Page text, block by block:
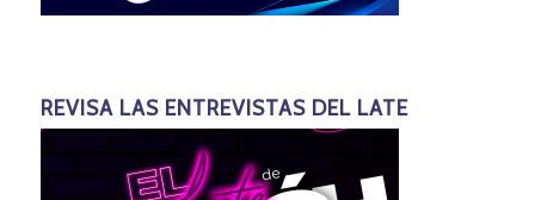
REVISA LAS ENTREVISTAS DEL LATE